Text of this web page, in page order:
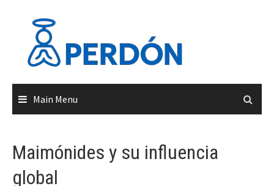
Main Menu
Maimónides y su influencia
global